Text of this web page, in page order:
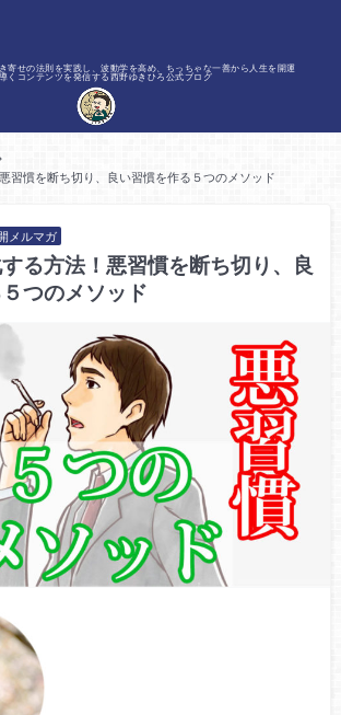
寄せの法則を実践し、波動学を高め、ちっちゃな一善から人生を開運
くコンテンツを発信する西野ゆきひろ公式ブログ
習慣を断ち切り、良い習慣を作る５つのメソッド
メルマガ
る方法！悪習慣を断ち切り、良
つのメソッド